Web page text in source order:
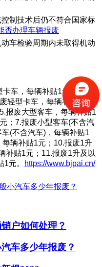
制技术后仍不符合国家标
否办理车辆报废
车检验周期内未取得机动
车，每辆补贴1元；2.报
轻型卡车，每辆补贴1元；
报废大型客车，每辆补贴1
；7.报废小型客车(不含汽
(不含汽车)，每辆补贴1
辆补贴1元；10.报废1升
补贴1元；11.报废1升及以
元。
https://www.bjpai.cn/
小汽车多少年报废？
户如何处理？
车多少年报废？